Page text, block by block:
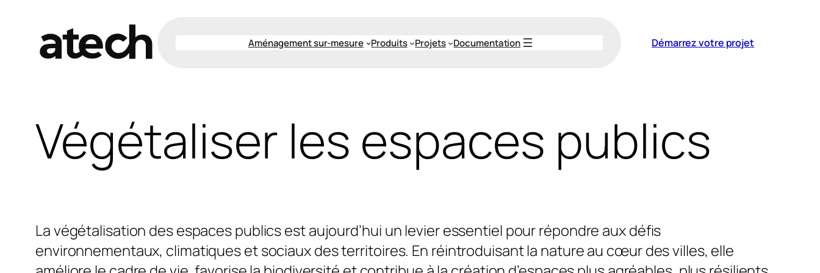
Aménagement sur-mesure Produits Projets Documentation Démarrez votre projet
Végétaliser les espaces publics
La végétalisation des espaces publics est aujourd’hui un levier essentiel pour répondre aux défis
environnementaux, climatiques et sociaux des territoires. En réintroduisant la nature au cœur des villes, elle